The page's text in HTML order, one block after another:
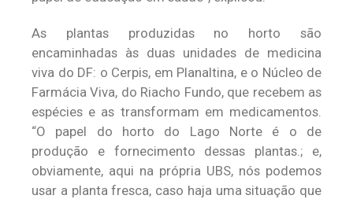
As plantas produzidas no horto são
encaminhadas às duas unidades de medicina
viva do DF: o Cerpis, em Planaltina, e o Núcleo de
Farmácia Viva, do Riacho Fundo, que recebem as
espécies e as transformam em medicamentos.
“O papel do horto do Lago Norte é o de
produção e fornecimento dessas plantas.; e,
obviamente, aqui na própria UBS, nós podemos
usar a planta fresca, caso haja uma situação que